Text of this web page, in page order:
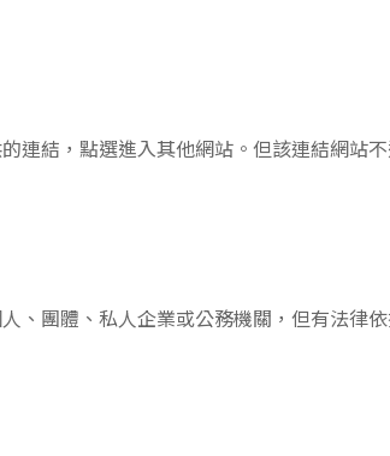
連結，點選進入其他網站。但該連結網站
、團體、私人企業或公務機關，但有法律